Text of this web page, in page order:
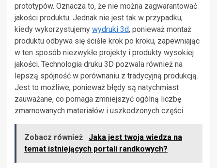
prototypów. Oznacza to, że nie można zagwarantować
jakości produktu. Jednak nie jest tak w przypadku,
kiedy wykorzystujemy wydruki 3d, ponieważ montaż
produktu odbywa się ściśle krok po kroku, zapewniając
w ten sposób niezwykłe projekty i produkty wysokiej
jakości. Technologia druku 3D pozwala również na
lepszą spójność w porównaniu z tradycyjną produkcją.
Jest to możliwe, ponieważ błędy są natychmiast
zauważane, co pomaga zmniejszyć ogólną liczbę
zmarnowanych materiałów i uszkodzonych części.
Zobacz również
Jaka jest twoja wiedza na
temat istniejących portali randkowych?